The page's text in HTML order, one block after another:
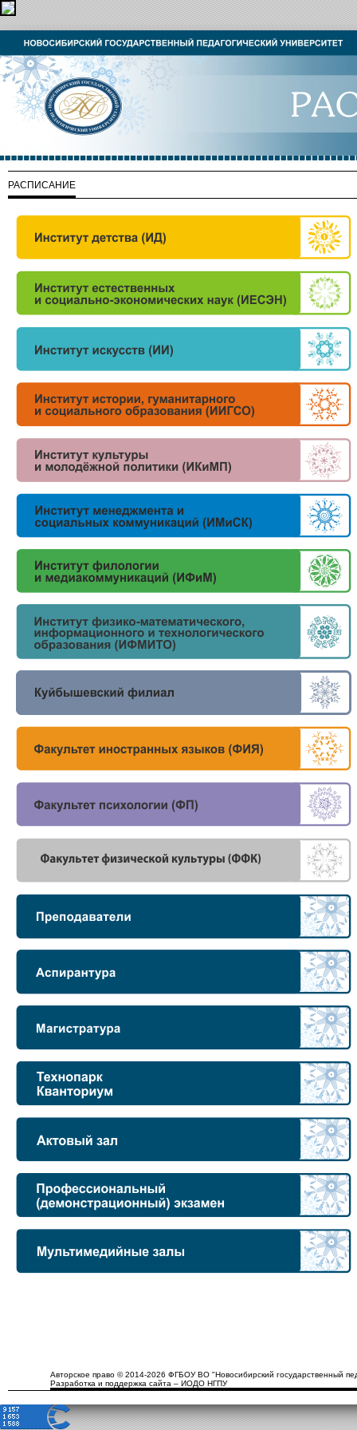
РАСПИСАНИЕ
Авторское право © 2014-2026 ФГБОУ ВО "Новосибирский государственный
Разработка и поддержка сайта – ИОДО НГПУ